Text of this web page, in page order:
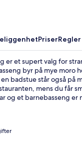
PriserRegler
er et supert valg for
byr på mye moro
badstue står også på
mens du får
og et barnebasseng er